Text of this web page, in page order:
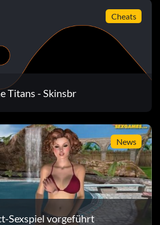
Cheats
Titans - Skinsbr
News
Sexspiel vorgeführt